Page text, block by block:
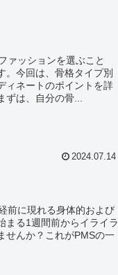
ァッションを選ぶこと
。今回は、骨格タイプ別
ィネートのポイントを詳
は、自分の骨...
2024.07.14
前に現れる身体的および
まる1週間前からイライラ
せんか？これがPMSの一